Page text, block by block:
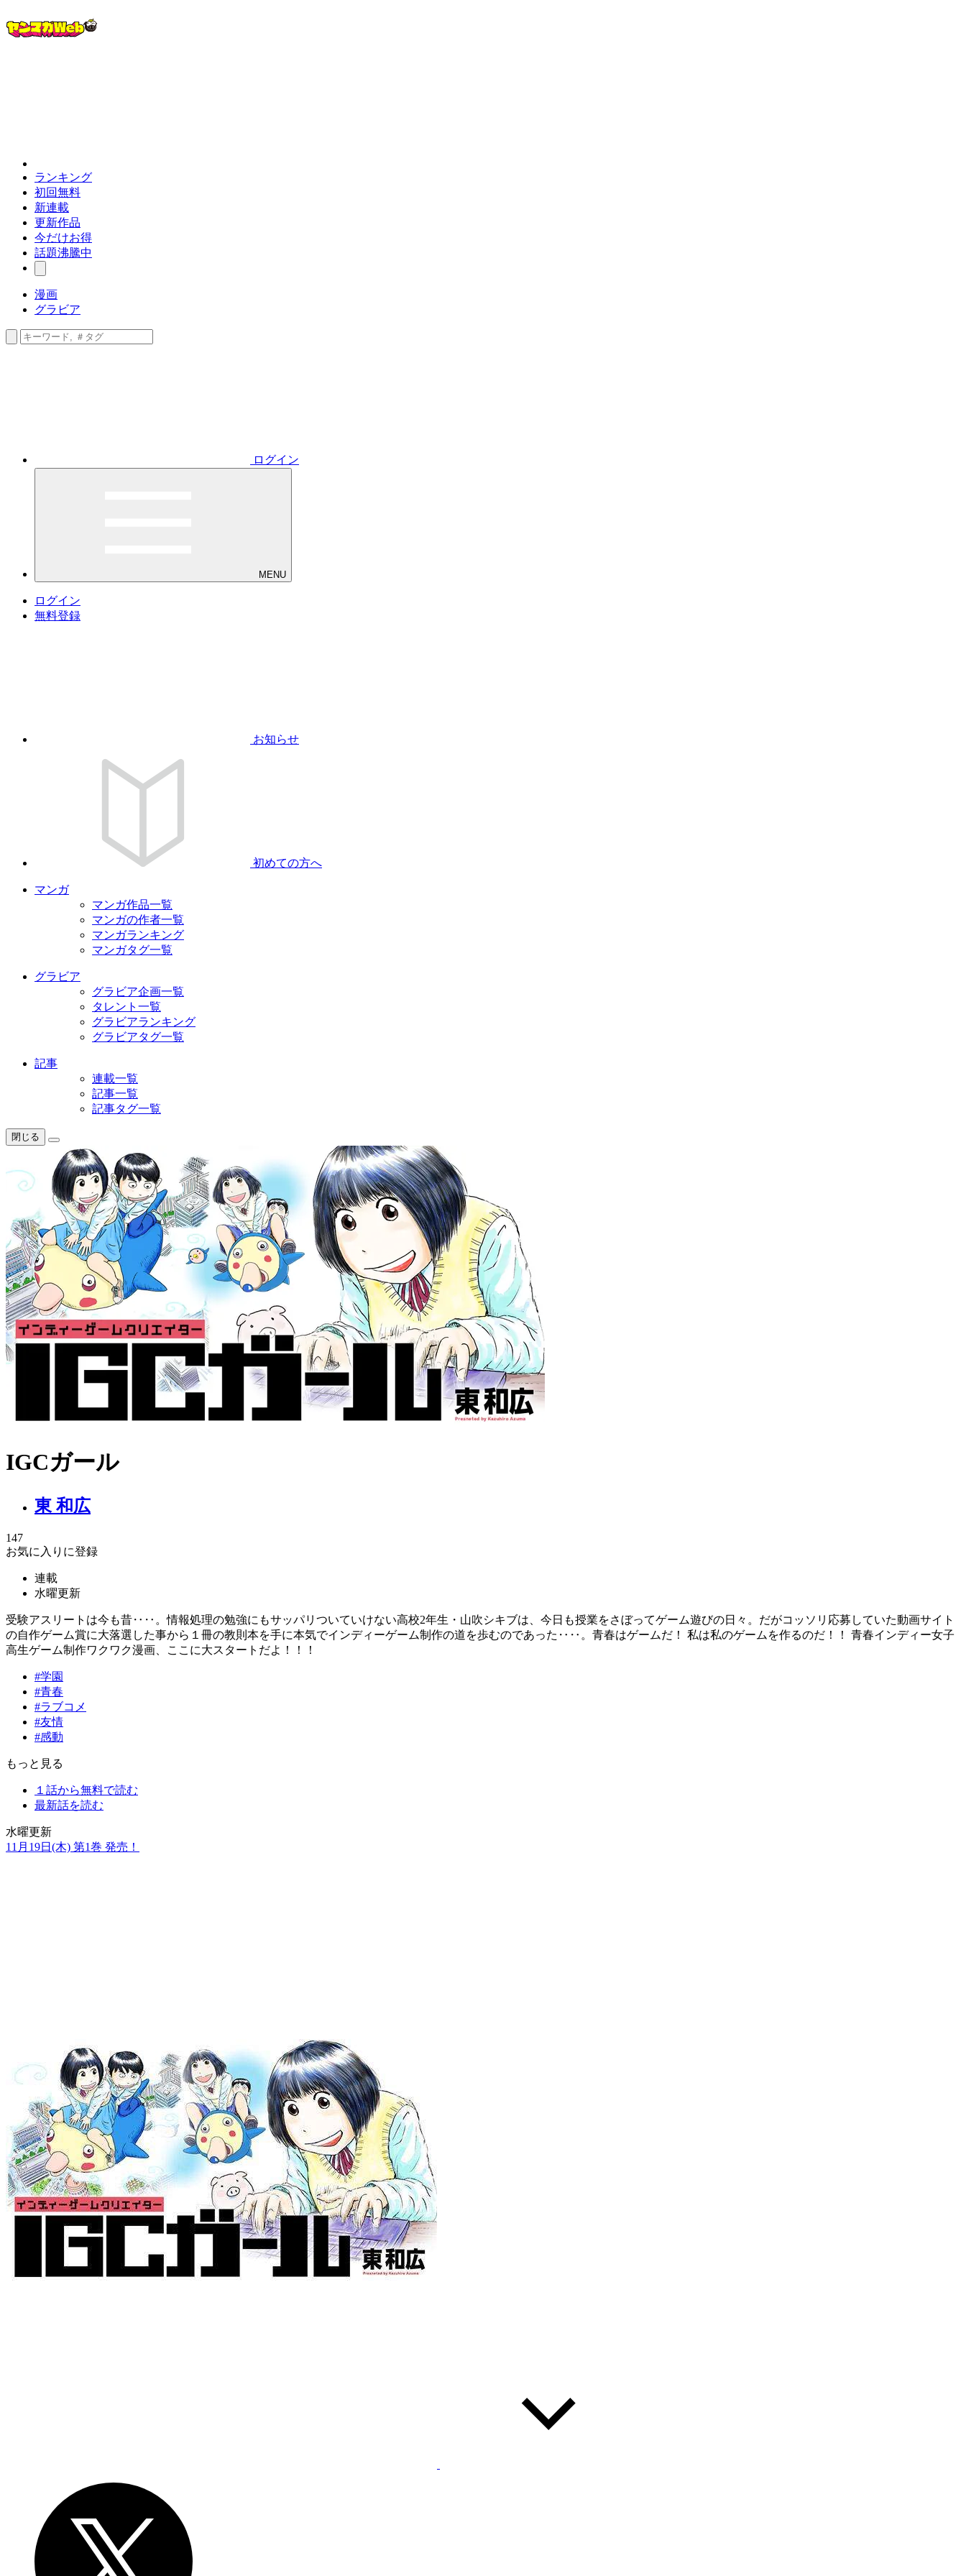
ランキング
初回無料
新連載
更新作品
今だけお得
話題沸騰中
漫画
グラビア
ログイン
MENU
ログイン
無料登録
お知らせ
初めての方へ
マンガ
マンガ作品一覧
マンガの作者一覧
マンガランキング
マンガタグ一覧
グラビア
グラビア企画一覧
タレント一覧
グラビアランキング
グラビアタグ一覧
記事
連載一覧
記事一覧
記事タグ一覧
閉じる
IGCガール
東 和広
147
お気に入りに登録
連載
水曜更新
受験アスリートは今も昔‥‥。情報処理の勉強にもサッパリついていけない高校2年生・山吹シキブは、今日も授業をさぼってゲーム遊びの日々。だがコッソリ応募していた動画サイト
の自作ゲーム賞に大落選した事から１冊の教則本を手に本気でインディーゲーム制作の道を歩むのであった‥‥。青春はゲームだ！ 私は私のゲームを作るのだ！！ 青春インディー女子
高生ゲーム制作ワクワク漫画、ここに大スタートだよ！！！
#学園
#青春
#ラブコメ
#友情
#感動
もっと見る
１話から無料で読む
最新話を読む
水曜更新
11月19日(木) 第1巻 発売！